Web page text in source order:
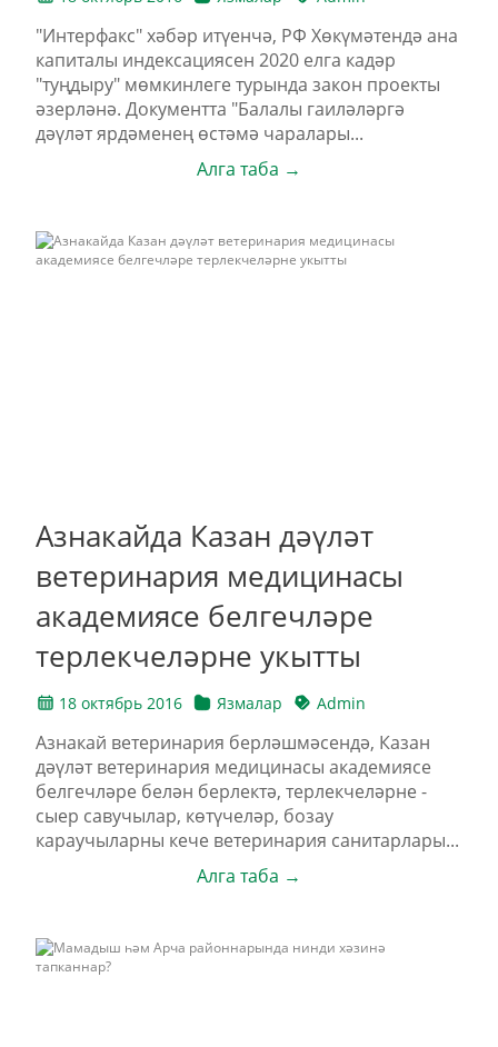
"Интерфакс" хәбәр итүенчә, РФ Хөкүмәтендә ана
капиталы индексациясен 2020 елга кадәр
"туңдыру" мөмкинлеге турында закон проекты
әзерләнә. Документта "Балалы гаиләләргә
дәүләт ярдәменең өстәмә чаралары...
Алга таба →
Азнакайда Казан дәүләт
ветеринария медицинасы
академиясе белгечләре
терлекчеләрне укытты
18 октябрь 2016 Язмалар Admin
Азнакай ветеринария берләшмәсендә, Казан
дәүләт ветеринария медицинасы академиясе
белгечләре белән берлектә, терлекчеләрне -
сыер савучылар, көтүчеләр, бозау
караучыларны кече ветеринария санитарлары...
Алга таба →